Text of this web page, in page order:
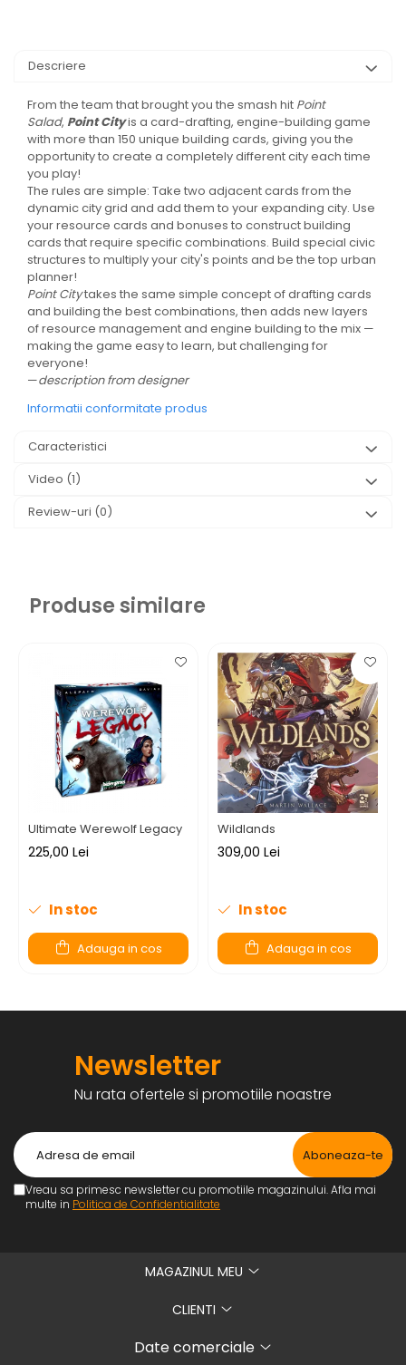
Descriere
From the team that brought you the smash hit Point
Salad, Point Cityis a card-drafting, engine-building game
with more than 150 unique building cards, giving you the
opportunity to create a completely different city each time
you play!
The rules are simple: Take two adjacent cards from the
dynamic city grid and add them to your expanding city. Use
your resource cards and bonuses to construct building
cards that require specific combinations. Build special civic
structures to multiply your city's points and be the top urban
planner!
Point Citytakes the same simple concept of drafting cards
and building the best combinations, then adds new layers
of resource management and engine building to the mix —
making the game easy to learn, but challenging for
everyone!
—description from designer
Informatii conformitate produs
Caracteristici
Video (1)
Review-uri (0)
Produse similare
Ultimate Werewolf Legacy
225,00 Lei
In stoc
Adauga in cos
Wildlands
309,00 Lei
In stoc
Adauga in cos
Newsletter
Nu rata ofertele si promotiile noastre
Vreau sa primesc newsletter cu promotiile magazinului. Afla mai
multe in Politica de Confidentialitate
MAGAZINUL MEU
CLIENTI
Date comerciale